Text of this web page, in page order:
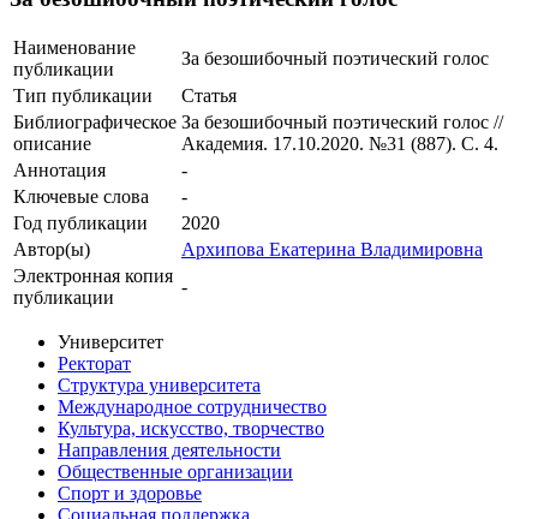
Наименование
публикации
За безошибочный поэтический голос
Тип публикации
Статья
Библиографическое
описание
За безошибочный поэтический голос //
Академия. 17.10.2020. №31 (887). С. 4.
Аннотация
-
Ключевые cлова
-
Год публикации
2020
Автор(ы)
Архипова Екатерина Владимировна
Электронная копия
публикации
-
Университет
Ректорат
Структура университета
Международное сотрудничество
Культура, искусство, творчество
Направления деятельности
Общественные организации
Спорт и здоровье